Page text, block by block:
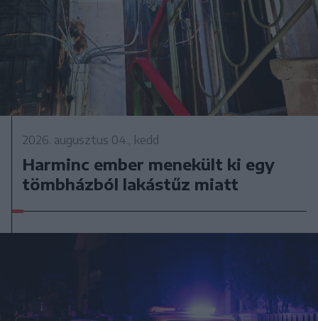
2026. augusztus 04., kedd
Harminc ember menekült ki egy
tömbházból lakástűz miatt